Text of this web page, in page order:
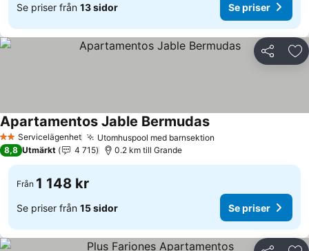
Se priser från 13 sidor Se priser
Dela
2 StjärnorServicelägenhet Utomhuspool med barnsektion
Apartamentos Jable Bermudas
8,8 Utmärkt 4 715 0.2 km till Grande
Från 1 148 kr
Se priser från 15 sidor Se priser